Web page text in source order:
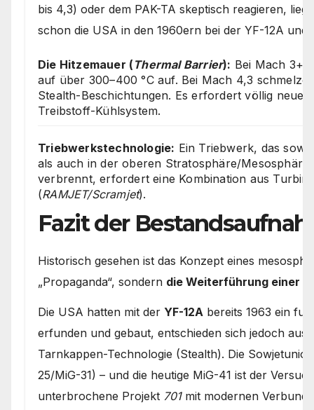
bis 4,3) oder dem PAK-TA skeptisch reagieren,
schon die USA in den 1960ern bei der YF-12A und
Die Hitzemauer ( Thermal Barrier): Bei Mach 3+
auf über 300–400 °C auf. Bei Mach 4,3
Stealth-Beschichtungen. Es erfordert völlig neue
Treibstoff-Kühlsystem.
Triebwerkstechnologie: Ein Triebwerk, das
als auch in der oberen Stratosphäre/
verbrennt, erfordert eine Kombination aus
(RAMJET/Scramjet).
Fazit der
Historisch gesehen ist das Konzept eines
„Propaganda“, sondern die Weiterführung einer
Die USA hatten mit der YF-12A bereits 1963 ein
erfunden und gebaut, entschieden sich jedoch
Tarnkappen-Technologie (Stealth). Die
25/MiG-31) – und die heutige MiG-41 ist der
unterbrochene Projekt 701mit modernen